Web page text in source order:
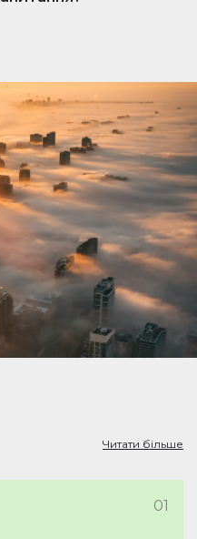
оголошення,
з потенційними
переконайтеся, що
Читати більше
01